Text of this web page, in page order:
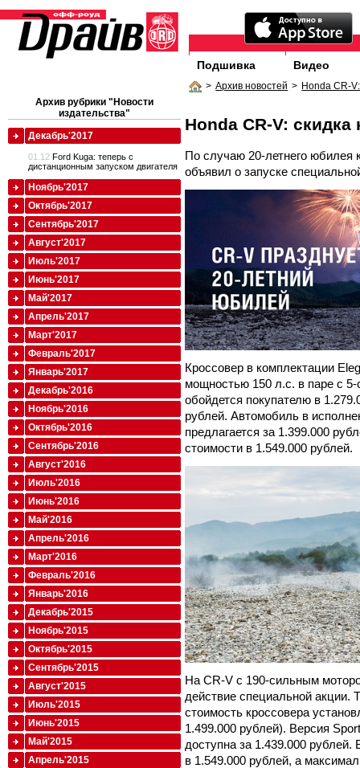
Подшивка Видео
> Архив новостей > Honda CR-
Honda CR-V: скидка
По случаю 20-летнего юбилея
объявил о запуске
Кроссовер в комплектации
мощностью 150 л.с. в паре с 5-
обойдется покупателю в
рублей. Автомобиль в
предлагается за 1.399.000
стоимости в 1.549.000 рублей.
На CR-V с 190-сильным
действие специальной акции.
стоимость кроссовера
1.499.000 рублей). Версия
доступна за 1.439.000
в 1.549.000 рублей, а
Архив рубрики "Новости
издательства"
Декабрь'2017
01.12 Ford Kuga: теперь с
дистанционным запуском двигателя
Ноябрь'2017
Октябрь'2017
Сентябрь'2017
Август'2017
Июль'2017
Июнь'2017
Май'2017
Апрель'2017
Март'2017
Февраль'2017
Январь'2017
Декабрь'2016
Ноябрь'2016
Октябрь'2016
Сентябрь'2016
Август'2016
Июль'2016
Июнь'2016
Май'2016
Апрель'2016
Март'2016
Февраль'2016
Январь'2016
Декабрь'2015
Ноябрь'2015
Октябрь'2015
Сентябрь'2015
Август'2015
Июль'2015
Июнь'2015
Май'2015
Апрель'2015